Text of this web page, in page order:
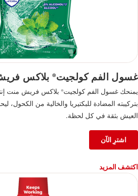
غسول الفم كولجيت®بلاكس
يمنحك غسول الفم كولجيت® بلاكس فريش منت
بتركيبته المضادة للبكتيريا والخالية من الكحول،
العيش بثقة في كل لحظة.
اشترِ الآن
اكتشف المزيد